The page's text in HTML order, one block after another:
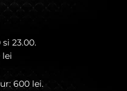
23.00.
lei
600 lei.